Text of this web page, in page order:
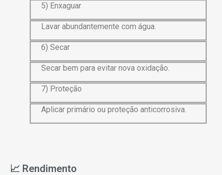
5) Enxaguar
Lavar abundantemente com água.
6) Secar
Secar bem para evitar nova oxidação.
7) Proteção
Aplicar primário ou proteção anticorrosiva.
📈 Rendimento